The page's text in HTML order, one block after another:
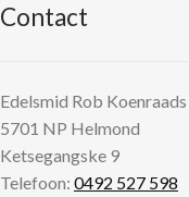
Contact
Edelsmid Rob Koenraads
5701 NP Helmond
Ketsegangske 9
Telefoon:0492 527 598